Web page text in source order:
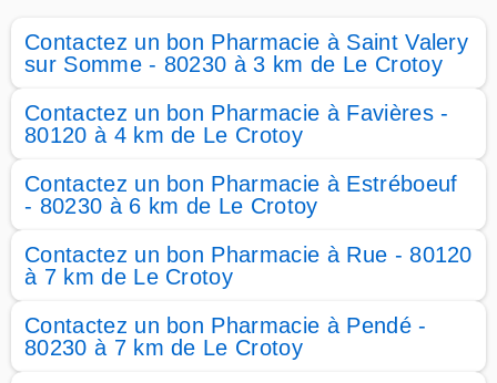
Contactez un bon Pharmacie à Saint Valery
sur Somme - 80230 à 3 km de Le Crotoy
Contactez un bon Pharmacie à Favières -
80120 à 4 km de Le Crotoy
Contactez un bon Pharmacie à Estréboeuf
- 80230 à 6 km de Le Crotoy
Contactez un bon Pharmacie à Rue - 80120
à 7 km de Le Crotoy
Contactez un bon Pharmacie à Pendé -
80230 à 7 km de Le Crotoy